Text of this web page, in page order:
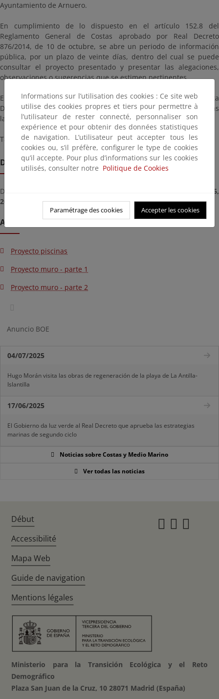
Ayuntamiento de Arnuero.
En cumplimiento de lo dispuesto en el artículo 152.8 del
Reglamento General de Costas aprobado por Real Decreto
876/2014, de 10 de octubre, se abre un periodo de información
pública, por un plazo de veinte días, dentro del cual se puede
consultar el proyecto presentado y presentar las alegaciones,
observaciones o sugerencias que se estimen pertinentes.
El proyecto estará a su disposición en las oficinas de esta
Demarcación sitas en Santander, C/ Vargas 53-3º en días
laborables y horario de 9:00 a 14:00 horas.
También podrá consultarse en esta página.
Date limite de remise
Deadline for submitting documents from
vendredi, décembre 16,
2022
lundi, janvier 16, 2023
Annexes
Proyecto piscinas
Proyecto muro - parte 1
Proyecto muro - parte 2
Anuncio BOE
04/07/2025
Hugo Morán visita las obras de regeneración de la playa de La Antilla-
Islantilla
17/06/2025
El Gobierno da luz verde al Real Decreto que aprueba las estrategias
marinas de segundo ciclo
Noticias sobre Costas y Medio Marino
Ver todas las noticias
Informations sur l’utilisation des cookies : Ce site web
utilise des cookies propres et tiers pour permettre à
l’utilisateur de rester connecté, personnaliser son
expérience et pour obtenir des données statistiques
de navigation. L’utilisateur peut accepter tous les
cookies ou, s’il préfère, configurer le type de cookies
qu’il accepte. Pour plus d’informations sur les cookies
utilisés, consulter notre Politique de Cookies
Paramétrage des cookies Accepter les cookies
Début
Accessibilité
Mapa Web
Guide de navigation
Mentions légales
Ministerio para la Transición Ecológica y el Reto
Demográfico
Plaza San Juan de la Cruz, 10 28071 Madrid (España)